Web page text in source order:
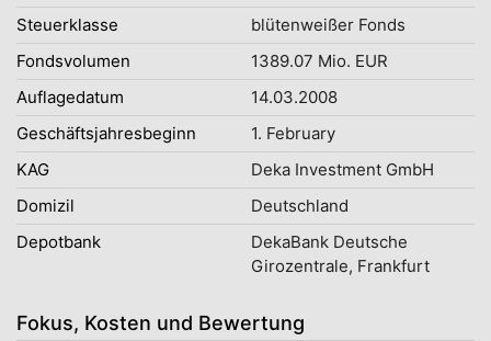
Steuerklasse
blütenweißer Fonds
Fondsvolumen
1389.07 Mio. EUR
Auflagedatum
14.03.2008
Geschäftsjahresbeginn
1. February
KAG
Deka Investment GmbH
Domizil
Deutschland
Depotbank
DekaBank Deutsche
Girozentrale, Frankfurt
Fokus, Kosten und Bewertung